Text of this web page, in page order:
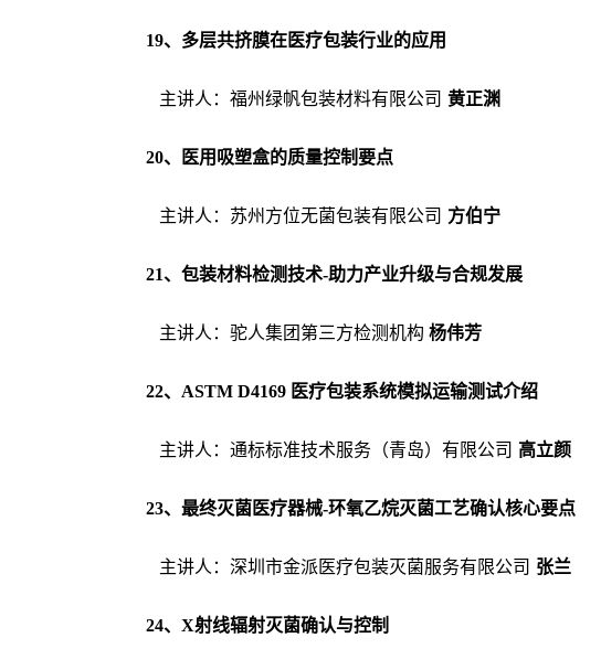
19、多层共挤膜在医疗包装行业的应用
主讲人：福州绿帆包装材料有限公司 黄正渊
20、医用吸塑盒的质量控制要点
主讲人：苏州方位无菌包装有限公司 方伯宁
21、 包装材料检测技术-助力产业升级与合规发展
主讲人 ： 驼人集团第三方检测机构 杨伟芳
22、 ASTM D4169 医疗包装系统模拟运输测试介绍
主讲人：通标标准技术服务（青岛）有限公司 高立颜
23、最终灭菌医疗器械-环氧乙烷灭菌工艺确认核心要点
主讲人：深圳市金派医疗包装灭菌服务有限公司 张兰
24、 X射线辐射灭菌确认与控制